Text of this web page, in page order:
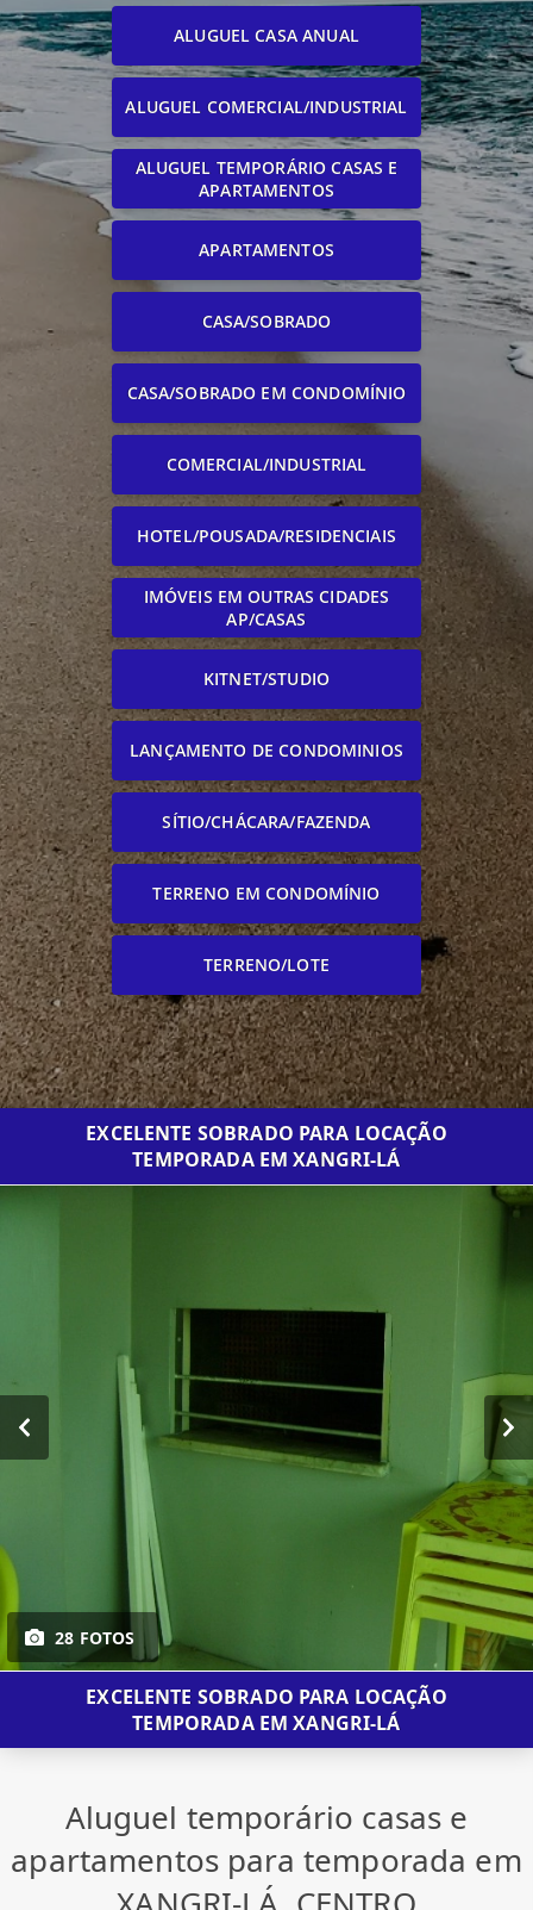
ALUGUEL CASA ANUAL
ALUGUEL COMERCIAL/INDUSTRIAL
ALUGUEL TEMPORÁRIO CASAS E
APARTAMENTOS
APARTAMENTOS
CASA/SOBRADO
CASA/SOBRADO EM CONDOMÍNIO
COMERCIAL/INDUSTRIAL
HOTEL/POUSADA/RESIDENCIAIS
IMÓVEIS EM OUTRAS CIDADES
AP/CASAS
KITNET/STUDIO
LANÇAMENTO DE CONDOMINIOS
SÍTIO/CHÁCARA/FAZENDA
TERRENO EM CONDOMÍNIO
TERRENO/LOTE
EXCELENTE SOBRADO PARA LOCAÇÃO
TEMPORADA EM XANGRI-LÁ
28 FOTOS
EXCELENTE SOBRADO PARA LOCAÇÃO
TEMPORADA EM XANGRI-LÁ
Aluguel temporário casas e
apartamentos para temporada em